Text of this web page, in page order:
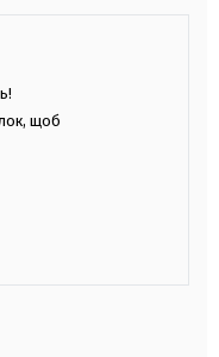
щоб